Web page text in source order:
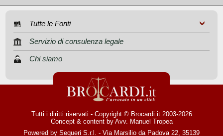
Tutte le Fonti
Servizio di consulenza legale
Chi siamo
Tutti i diritti riservati - Copyright © Brocardi.it 2003-2026
Concept & content by Avv. Manuel Tropea
Powered by Sequeri S.r.l. - Via Marsilio da Padova 22, 35139